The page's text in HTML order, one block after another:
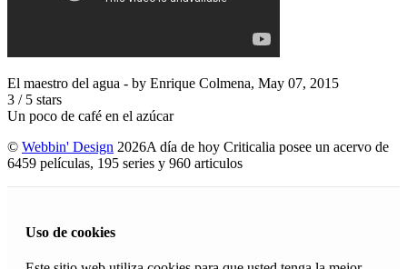
El maestro del agua - by Enrique Colmena, May 07, 2015
3 / 5 stars
Un poco de café en el azúcar
© Webbin' Design 2026A día de hoy Criticalia posee un acervo de
6459 películas, 195 series y 960 articulos
Uso de cookies